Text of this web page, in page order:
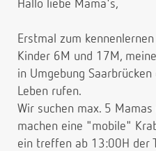
Hallo liebe Mama's,
Erstmal zum
Kinder 6M und 17M,
in Umgebung
Leben rufen.
Wir suchen max. 5
machen eine "mobile"
ein treffen ab 13:00H der